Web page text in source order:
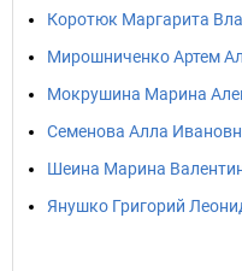
Коротюк Маргарита
Мирошниченко Артем
Мокрушина Марина
Семенова Алла
Шеина Марина
Янушко Григорий